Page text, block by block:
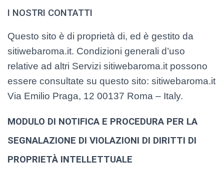
I NOSTRI CONTATTI
Questo sito è di proprietà di, ed è gestito da
sitiwebaroma.it. Condizioni generali d’uso
relative ad altri Servizi sitiwebaroma.it possono
essere consultate su questo sito: sitiwebaroma.it
Via Emilio Praga, 12 00137 Roma – Italy.
MODULO DI NOTIFICA E PROCEDURA PER LA
SEGNALAZIONE DI VIOLAZIONI DI DIRITTI DI
PROPRIETÀ INTELLETTUALE